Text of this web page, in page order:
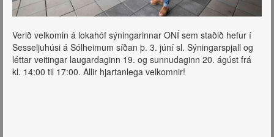
Verið velkomin á lokahóf sýningarinnar ONÍ sem staðið hefur í
Sesseljuhúsi á Sólheimum síðan þ. 3. júní sl. Sýningarspjall og
léttar veitingar laugardaginn 19. og sunnudaginn 20. ágúst frá
kl. 14:00 til 17:00. Allir hjartanlega velkomnir!